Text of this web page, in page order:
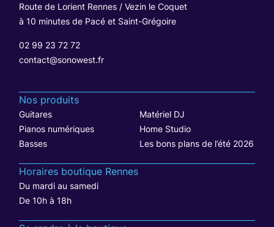
Route de Lorient Rennes / Vezin le Coquet
à 10 minutes de Pacé et Saint-Grégoire
02 99 23 72 72
contact@sonowest.fr
Nos produits
Guitares
Matériel DJ
Pianos numériques
Home Studio
Basses
Les bons plans de l’été 2026
Horaires boutique Rennes
Du mardi au samedi
De 10h à 18h